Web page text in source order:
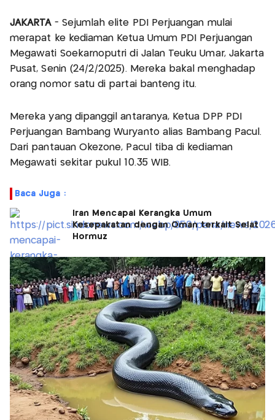
JAKARTA - Sejumlah elite PDI Perjuangan mulai
merapat ke kediaman Ketua Umum PDI Perjuangan
Megawati Soekarnoputri di Jalan Teuku Umar, Jakarta
Pusat, Senin (24/2/2025). Mereka bakal menghadap
orang nomor satu di partai banteng itu.
Mereka yang dipanggil antaranya, Ketua DPP PDI
Perjuangan Bambang Wuryanto alias Bambang Pacul.
Dari pantauan Okezone, Pacul tiba di kediaman
Megawati sekitar pukul 10.35 WIB.
Baca Juga :
Iran Mencapai Kerangka Umum
Kesepakatan dengan Oman terkait Selat
Hormuz